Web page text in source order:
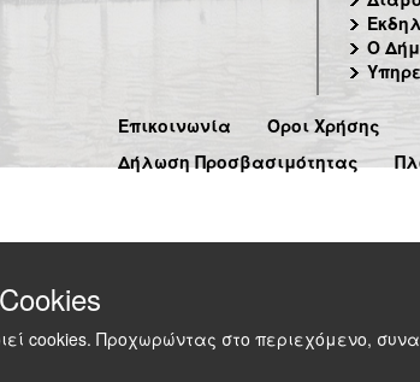
Ο
Επικοινωνία
Όροι Χρήσης
Δήλωση Προσβασιμότητας
cookies. Προχωρώντας στο περιεχόμενο,